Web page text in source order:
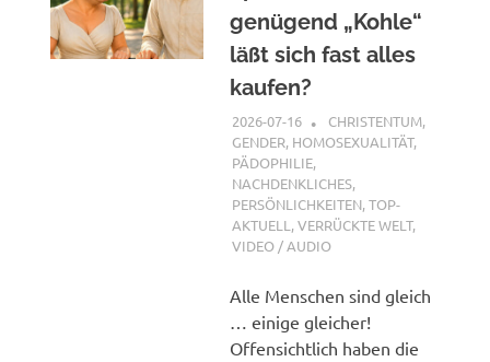
genügend „Kohle“
läßt sich fast alles
kaufen?
2026-07-16 XX
CHRISTENTUM,
GENDER, HOMOSEXUALITÄT,
PÄDOPHILIE,
NACHDENKLICHES,
PERSÖNLICHKEITEN,TOP-
AKTUELL ,VERRÜCKTE WELT,
VIDEO / AUDIO
Alle Menschen sind gleich
… einige gleicher!
Offensichtlich haben die